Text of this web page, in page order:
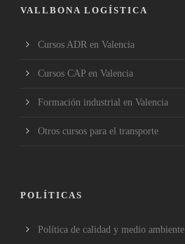
VALLBONA LOGÍSTICA
Cursos ADR en Valencia
Cursos CAP en Valencia
Formación industrial en Valencia
Otros cursos para el transporte
POLÍTICAS
Política de calidad y medio ambiente